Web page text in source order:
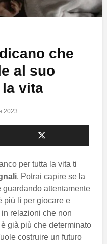
che
al suo
vita
2023
per tutta la vita ti
. Potrai capire se la
attentamente
più lì per giocare e
relazioni che non
già più che determinato
costruire un futuro